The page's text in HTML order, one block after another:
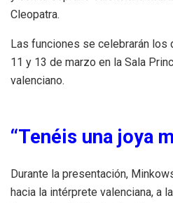
Cleopatra.
Las funciones se celebrarán los
11 y 13 de marzo en la Sala
valenciano.
“Tenéis una joya
Durante la presentación,
hacia la intérprete valenciana, a